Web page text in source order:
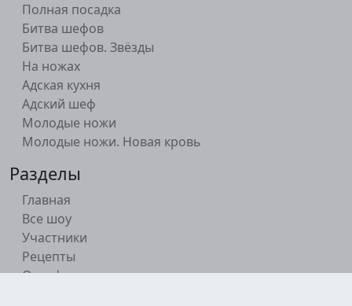
Полная посадка
Битва шефов
Битва шефов. Звёзды
На ножах
Адская кухня
Адский шеф
Молодые ножи
Молодые ножи. Новая кровь
Разделы
Главная
Все шоу
Участники
Рецепты
О шефе